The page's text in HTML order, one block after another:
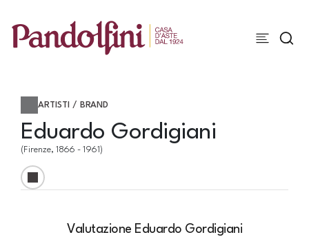
ARTISTI / BRAND
Eduardo Gordigiani
(Firenze, 1866 - 1961)
Valutazione Eduardo Gordigiani